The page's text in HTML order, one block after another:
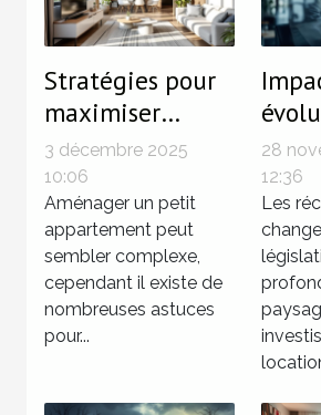
Stratégies pour
maximiser
l'espace dans les
petits
appartements
3 décembre 2025
10:06
Aménager un petit
appartement peut
sembler complexe,
cependant il existe de
nombreuses astuces
pour...
les
en
28
12:36
Les